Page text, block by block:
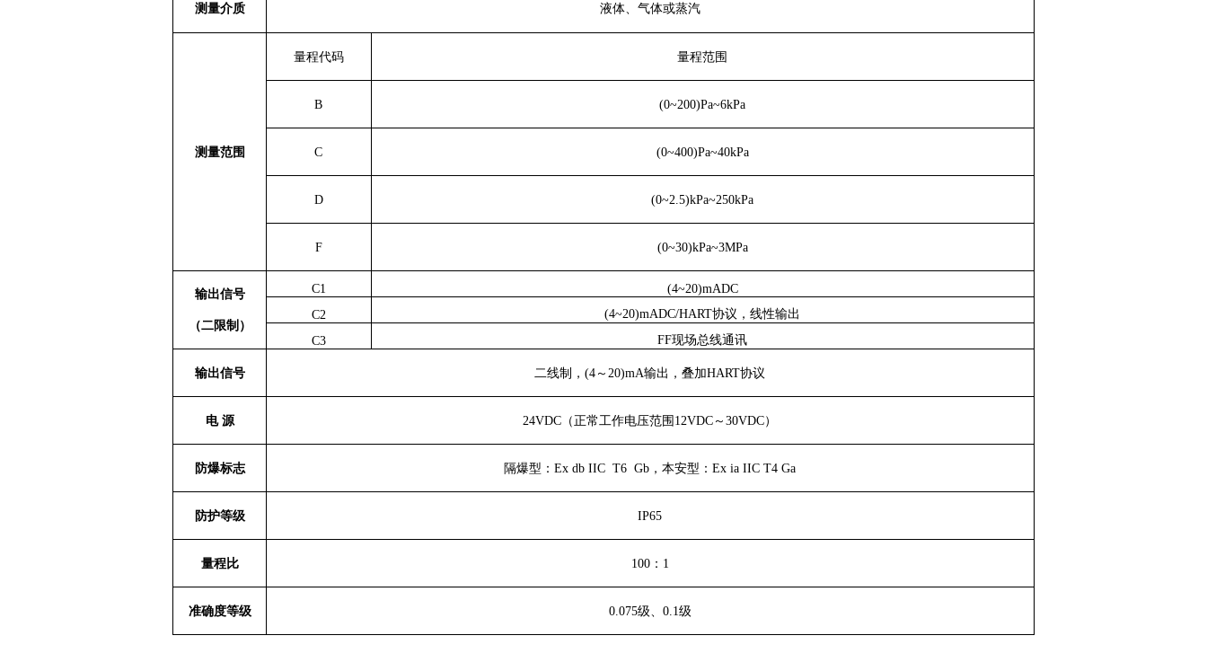
测量介质 液体、气体或蒸汽
测量范围
量程代码 量程范围
B (0~200)Pa~6kPa
C (0~400)Pa~40kPa
D (0~2.5)kPa~250kPa
F (0~30)kPa~3MPa
输出信号
（二限制）
C1
(4~20)mADC
C2
(4~20)mADC/HART协议，线性输出
C3
FF现场总线通讯
输出信号 二线制，(4 ～ 20)mA输出，叠加HART协议
电 源 24VDC （正常工作电压范围 12VDC ～30VDC）
防爆标志 隔爆型：Ex db IIC T6 Gb ，本安型：Ex ia IIC T4 Ga
防护等级 IP65
量程比 100： 1
准确度等级 0.075级、 0.1级